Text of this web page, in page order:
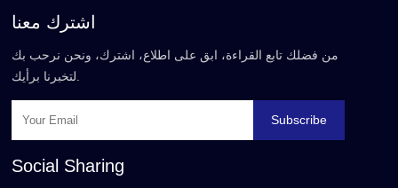
اشترك معنا
من فضلك تابع القراءة، ابق على اطلاع، اشترك، ونحن نرحب بك
Subscribe
Social Sharing